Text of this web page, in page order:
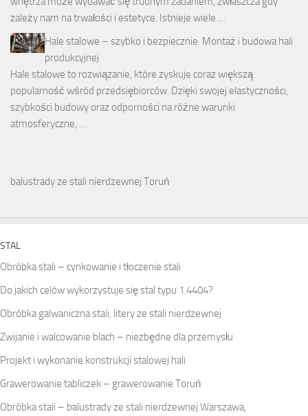
zależy nam na trwałości i estetyce. Istnieje wiele …
Hale stalowe – szybko i bezpiecznie. Montaż i budowa hali
produkcyjnej
Hale stalowe to rozwiązanie, które zyskuje coraz większą
popularność wśród przedsiębiorców. Dzięki swojej elastyczności,
szybkości budowy oraz odporności na różne warunki
atmosferyczne, …
balustrady ze stali nierdzewnej Toruń
STAL
Obróbka stali – cynkowanie i tłoczenie stali
Do jakich celów wykorzystuje się stal typu 1.4404?
Obróbka galwaniczna stali, litery ze stali nierdzewnej
Zwijanie i walcowanie blach – niezbędne dla przemysłu
Projekt i wykonanie konstrukcji stalowej hali
Grawerowanie tabliczek – grawerowanie Toruń
Obróbka stali – balustrady ze stali nierdzewnej Warszawa,